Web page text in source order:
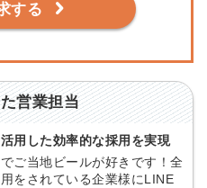
する
営業担当
用した効率的な採用を実現
ご当地ビールが好きです！全
をされている企業様にLINE